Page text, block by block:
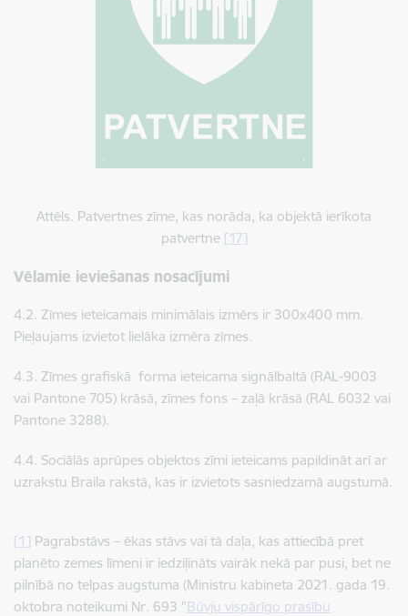
Attēls. Patvertnes zīme, kas norāda, ka objektā ierīkota
patvertne [17]
Vēlamie ieviešanas nosacījumi
4.2. Zīmes ieteicamais minimālais izmērs ir 300x400 mm.
Pieļaujams izvietot lielāka izmēra zīmes.
4.3. Zīmes grafiskā forma ieteicama signālbaltā (RAL-9003
vai Pantone 705) krāsā, zīmes fons – zaļā krāsā (RAL 6032 vai
Pantone 3288).
4.4. Sociālās aprūpes objektos zīmi ieteicams papildināt arī ar
uzrakstu Braila rakstā, kas ir izvietots sasniedzamā augstumā.
[1] Pagrabstāvs – ēkas stāvs vai tā daļa, kas attiecībā pret
planēto zemes līmeni ir iedziļināts vairāk nekā par pusi, bet ne
pilnībā no telpas augstuma (Ministru kabineta 2021. gada 19.
oktobra noteikumi Nr. 693 "Būvju vispārīgo prasību